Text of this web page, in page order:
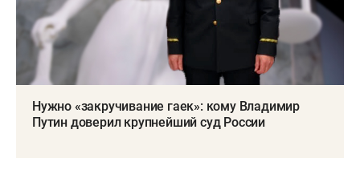
Нужно «закручивание гаек»: кому Владимир
Путин доверил крупнейший суд России